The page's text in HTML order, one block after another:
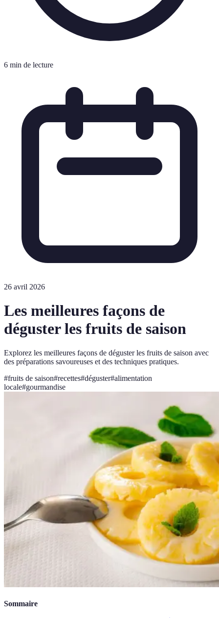
6 min de lecture
26 avril 2026
Les meilleures façons de
déguster les fruits de saison
Explorez les meilleures façons de déguster les fruits de saison avec
des préparations savoureuses et des techniques pratiques.
#fruits de saison#recettes#déguster#alimentation
locale#gourmandise
Sommaire